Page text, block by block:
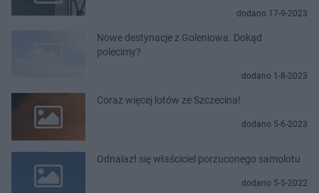
dodano 17-9-2023
Nowe destynacje z Goleniowa. Dokąd
polecimy?
dodano 1-8-2023
Coraz więcej lotów ze Szczecina!
dodano 5-6-2023
Odnalazł się właściciel porzuconego samolotu
dodano 5-5-2022